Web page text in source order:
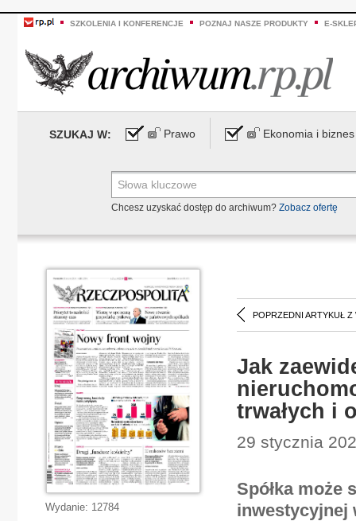
SZKOLENIA I KONFERENCJE POZNAJ NASZE PRODUKTY E-
SZUKAJ W: Prawo Ekonomia i biznes
Chcesz uzyskać dostęp do archiwum? Zobacz ofertę
POPRZEDNI ARTYKUŁ Z
Jak
trwałych i
29 stycznia
Spółka może
inwestycyjnej
Wydanie: 12784